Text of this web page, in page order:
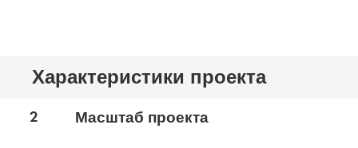
Характеристики проекта
2 Масштаб проекта